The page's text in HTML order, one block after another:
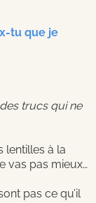
tu que je
trucs qui ne
lentilles à la
vas pas mieux…
pas ce qu’il